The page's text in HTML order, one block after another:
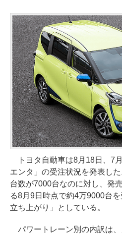
トヨタ自動車は8月18日、7
エンタ」の受注状況を発表し
台数が7000台なのに対し、発
る8月9日時点で約4万9000台
立ち上がり」としている。
パワートレーン別の内訳は